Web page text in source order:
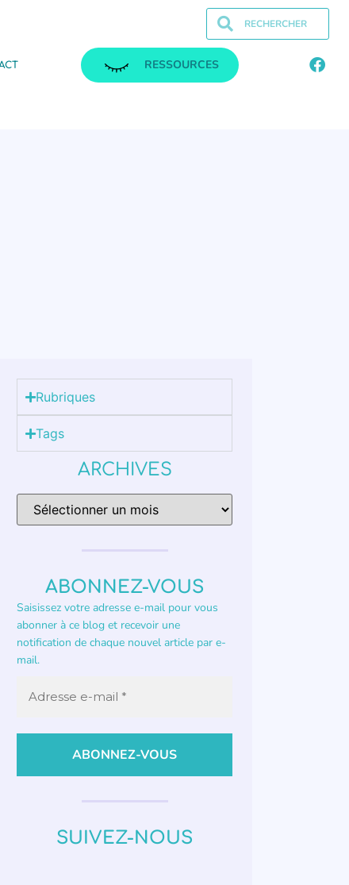
RESSOURCES
Rubriques
Tags
ARCHIVES
ABONNEZ-VOUS
Saisissez votre adresse e-mail pour vous
abonner à ce blog et recevoir une
notification de chaque nouvel article par e-
mail.
SUIVEZ-NOUS